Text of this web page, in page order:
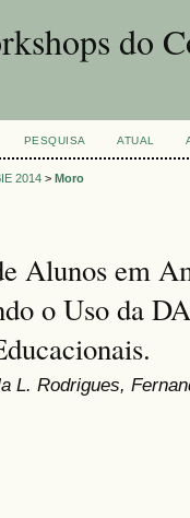
do
PESQUISA ATUAL
2014 > Moro
Alunos em
o Uso da
L. Rodrigues,